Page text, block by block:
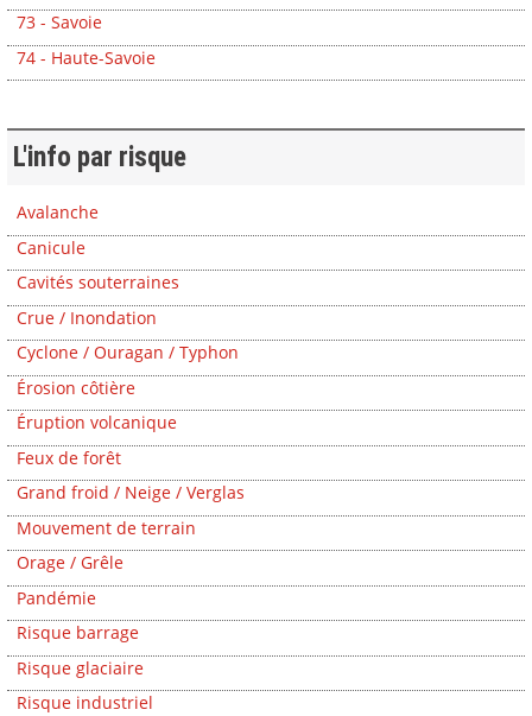
73 - Savoie
74 - Haute-Savoie
L'info par risque
Avalanche
Canicule
Cavités souterraines
Crue / Inondation
Cyclone / Ouragan / Typhon
Érosion côtière
Éruption volcanique
Feux de forêt
Grand froid / Neige / Verglas
Mouvement de terrain
Orage / Grêle
Pandémie
Risque barrage
Risque glaciaire
Risque industriel